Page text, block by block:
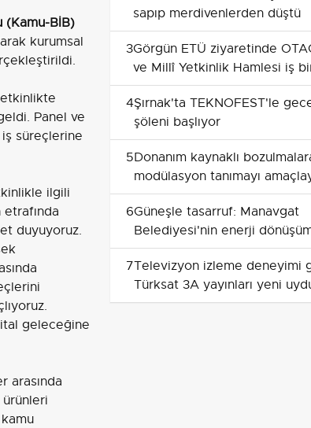
(Kamu-BİB)
kurumsal
etkinlikte
Panel ve
süreçlerine
ilgili
duyuyoruz.
geleceğine
arasında
kamu
sapıp merdivenlerden düştü
3Görgün ETÜ ziyaretinde
ve Millî Yetkinlik Hamlesi iş
gündeme taşıdı
4Şırnak'ta TEKNOFEST'le
şöleni başlıyor
5Donanım kaynaklı
modülasyon tanımayı
ve AYBÜ projesine
6Güneşle tasarruf: Manavgat
Belediyesi'nin enerji
7Televizyon izleme deneyimi
Türksat 3A yayınları yeni
taşınıyor